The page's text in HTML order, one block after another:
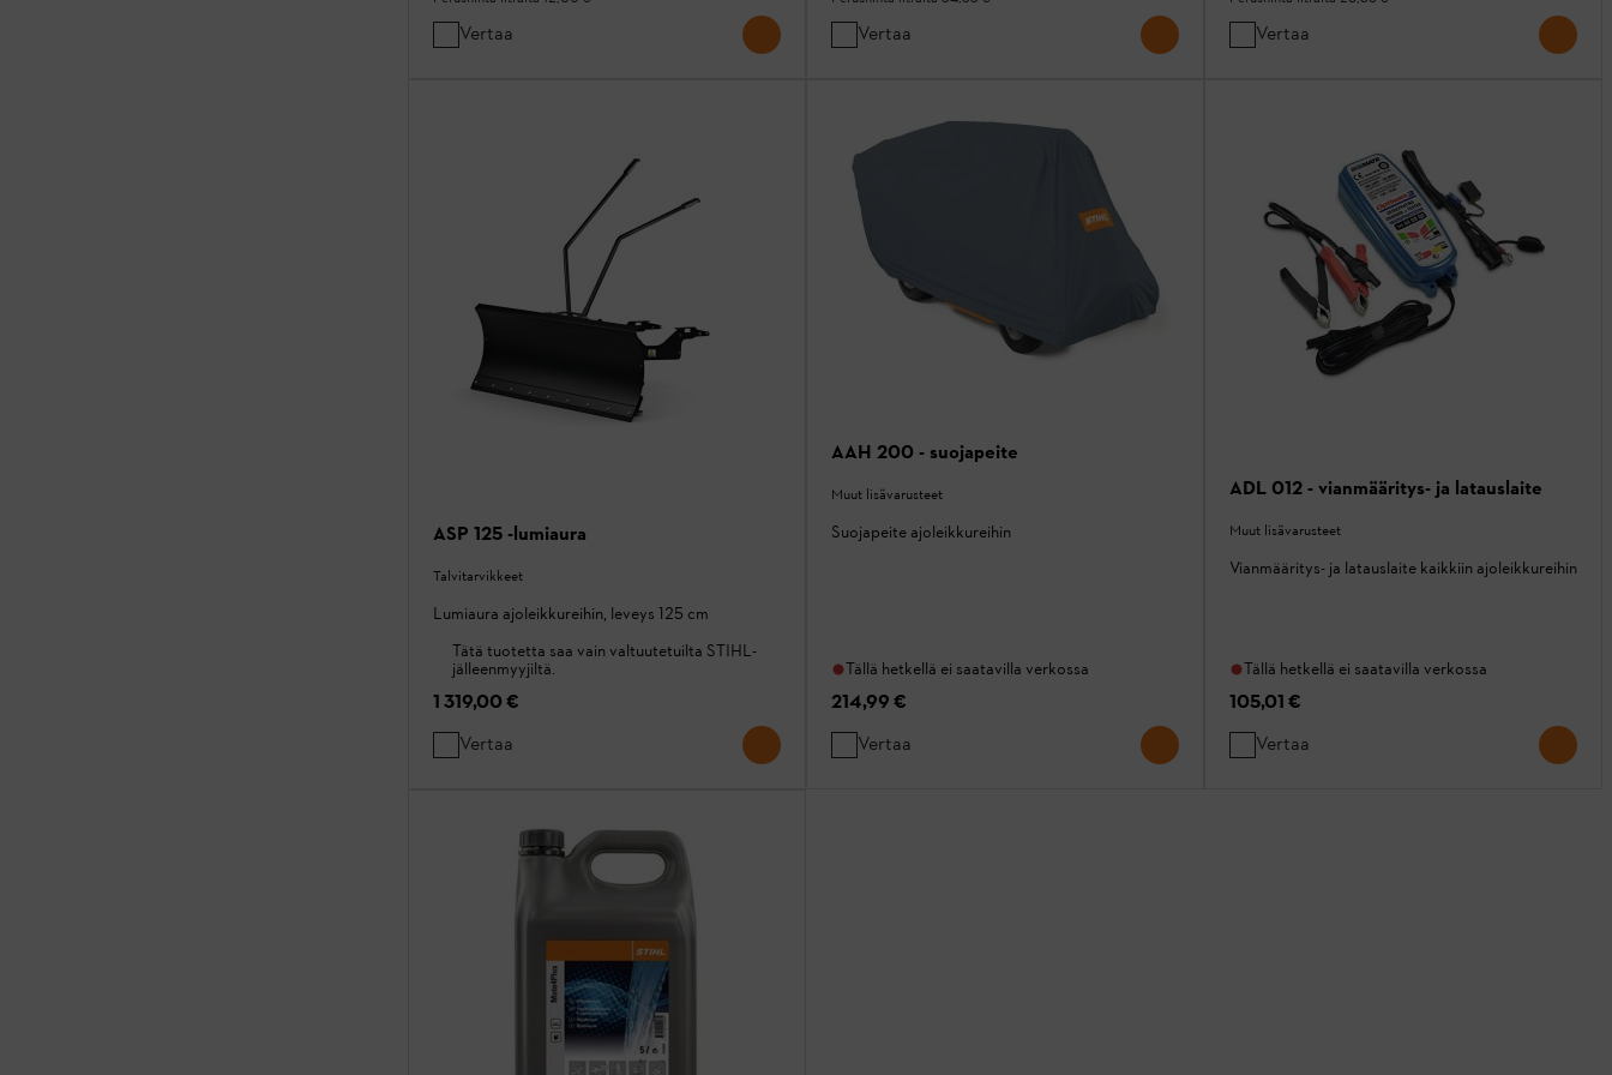
Vertaa Vertaa Vertaa
ASP 125 -lumiaura
Talvitarvikkeet
Lumiaura ajoleikkureihin, leveys 125 cm
Tätä tuotetta saa vain valtuutetuilta STIHL-
jälleenmyyjiltä.
1 319,00 €
Vertaa
AAH 200 - suojapeite
Muut lisävarusteet
Suojapeite ajoleikkureihin
Tällä hetkellä ei saatavilla verkossa
214,99 €
Vertaa
ADL 012 - vianmääritys- ja latauslaite
Muut lisävarusteet
Vianmääritys- ja latauslaite kaikkiin ajoleikkureihin
Tällä hetkellä ei saatavilla verkossa
105,01 €
Vertaa